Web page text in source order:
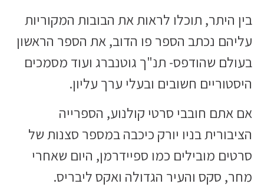
בין היתר, תוכלו לראות את הבובות המקוריות
עליהם נכתב הספר פו הדוב, את הספר הראשון
בעולם שהודפס- תנ"ך גוטנברג ועוד מסמכים
היסטוריים חשובים ובעלי ערך עליון.
אם אתם חובבי סרטי קולנוע, הספרייה
הציבורית בניו יורק כיכבה במספר סצנות של
סרטים מובילים כמו ספיידרמן, היום שאחרי
מחר, סקס והעיר הגדולה ואקס ליבריס.